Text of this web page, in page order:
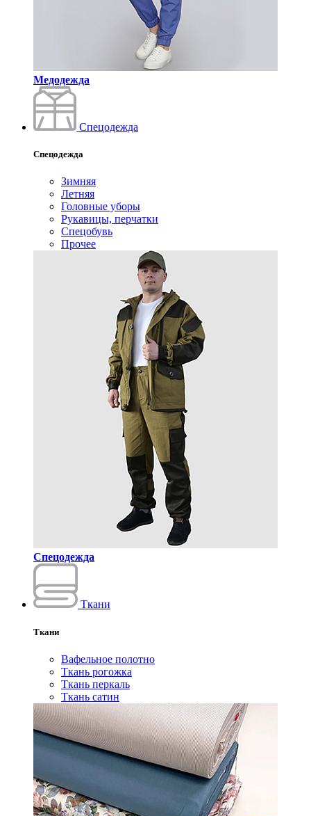
Медодежда
Спецодежда
Спецодежда
Зимняя
Летняя
Головные уборы
Рукавицы, перчатки
Спецобувь
Прочее
Спецодежда
Ткани
Ткани
Вафельное полотно
Ткань рогожка
Ткань перкаль
Ткань сатин